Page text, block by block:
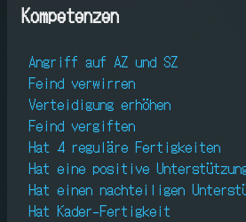
Kompetenzen
Angriff auf AZ und SZ
Feind verwirren
Verteidigung erhöhen
Feind vergiften
Hat 4 reguläre Fertigkeiten
Hat eine positive
Hat einen nachteiligen
Hat Kader-Fertigkeit